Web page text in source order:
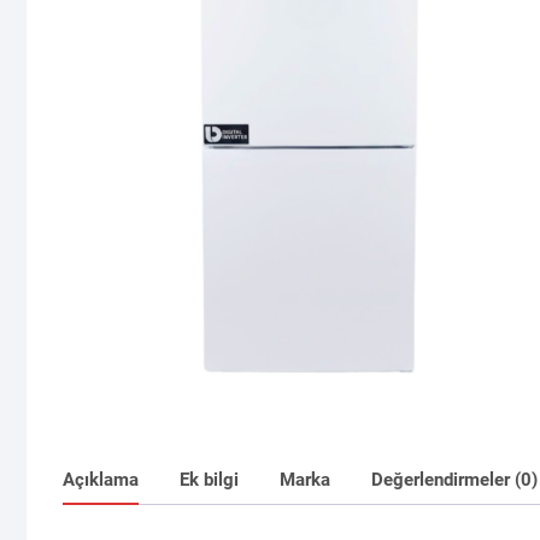
Açıklama Ek bilgi Marka Değerlendirmeler (0)